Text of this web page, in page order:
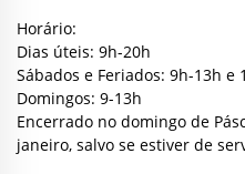
Horário:
Dias úteis: 9h-20h
Sábados e Feriados: 9h-13h e
Domingos: 9-13h
Encerrado no domingo de
janeiro, salvo se estiver de